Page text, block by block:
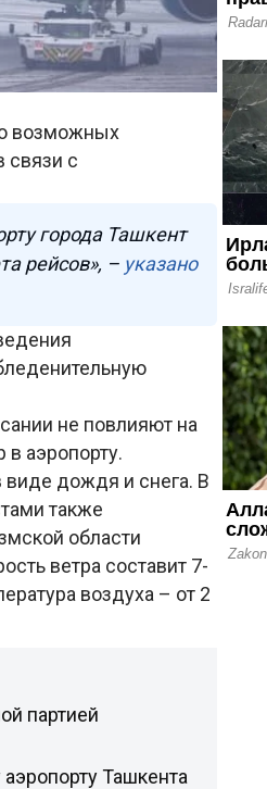
возможных
связи с
города Ташкент
рейсов», – указано
не повлияют на
аэропорту.
виде дождя и снега. В
также
области
ветра составит 7-
воздуха – от 2
партией
Ташкента